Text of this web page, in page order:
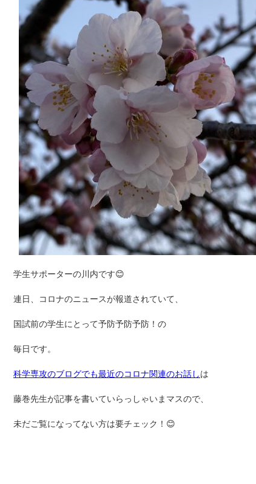
学生サポーターの川内です😊
連日、コロナのニュースが報道されていて、
国試前の学生にとって予防予防予防！の
毎日です。
科学専攻のブログでも最近のコロナ関連のお話しは
藤巻先生が記事を書いていらっしゃいまマスので、
未だご覧になってない方は要チェック！😊